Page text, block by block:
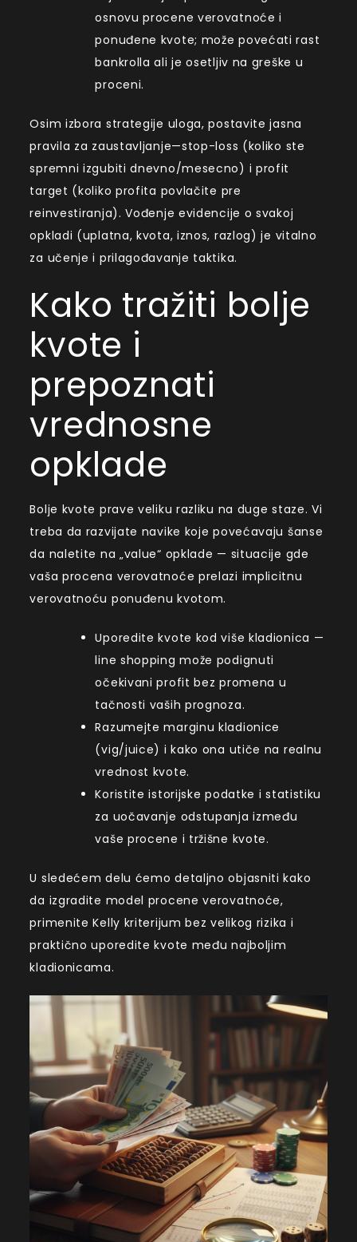
osnovu procene verovatnoće i
ponuđene kvote; može povećati rast
bankrolla ali je osetljiv na greške u
proceni.
Osim izbora strategije uloga, postavite jasna
pravila za zaustavljanje—stop-loss (koliko ste
spremni izgubiti dnevno/mesecno) i profit
target (koliko profita povlačite pre
reinvestiranja). Vođenje evidencije o svakoj
opkladi (uplatna, kvota, iznos, razlog) je vitalno
za učenje i prilagođavanje taktika.
Kako tražiti bolje
kvote i
prepoznati
vrednosne
opklade
Bolje kvote prave veliku razliku na duge staze. Vi
treba da razvijate navike koje povećavaju šanse
da naletite na „value“ opklade — situacije gde
vaša procena verovatnoće prelazi implicitnu
verovatnoću ponuđenu kvotom.
Uporedite kvote kod više kladionica —
line shopping može podignuti
očekivani profit bez promena u
tačnosti vaših prognoza.
Razumejte marginu kladionice
(vig/juice) i kako ona utiče na realnu
vrednost kvote.
Koristite istorijske podatke i statistiku
za uočavanje odstupanja između
vaše procene i tržišne kvote.
U sledećem delu ćemo detaljno objasniti kako
da izgradite model procene verovatnoće,
primenite Kelly kriterijum bez velikog rizika i
praktično uporedite kvote među najboljim
kladionicama.